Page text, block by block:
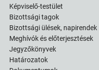
Képviselő-testület
Bizottsági tagok
Bizottsági ülések, napirendek
Meghívók és előterjesztések
Jegyzőkönyvek
Határozatok